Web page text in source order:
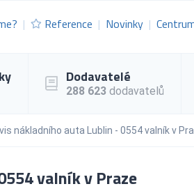
Reference Novinky
Dodavatelé
288 623 dodavatelů
nákladního auta Lublin - 0554 valník v
valník v Praze